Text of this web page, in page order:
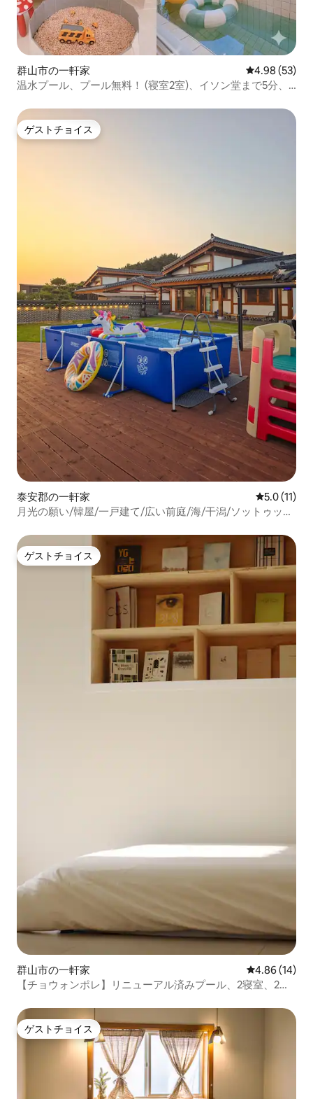
群山市の一軒家 レビュー53
4.98 (53)
温水プール、プール無料！ (寝室2室)、イソン堂まで5分、
ゲストチョイス
ゲストチョイス
泰安郡の一軒家 レビュー11
5.0 (11)
月光の願い/韓屋/一戸建て/広い前庭/海/干潟/ソットゥッ
ゲストチョイス
ゲストチョイス
群山市の一軒家 レビュー14
4.86 (14)
【チョウォンポレ】リニューアル済みプール、2寝室、2バ
堂の隣（観光スポットまで徒歩圏内）
ゲストチョイス
ゲストチョイス